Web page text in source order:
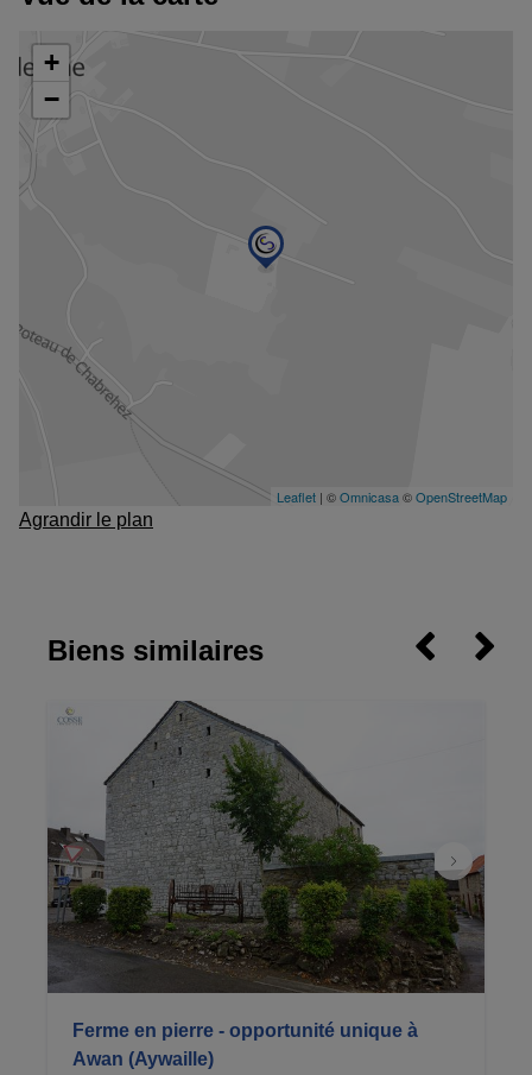
Agrandir le plan
Biens similaires
Ferme en pierre - opportunité unique à
Awan (Aywaille)